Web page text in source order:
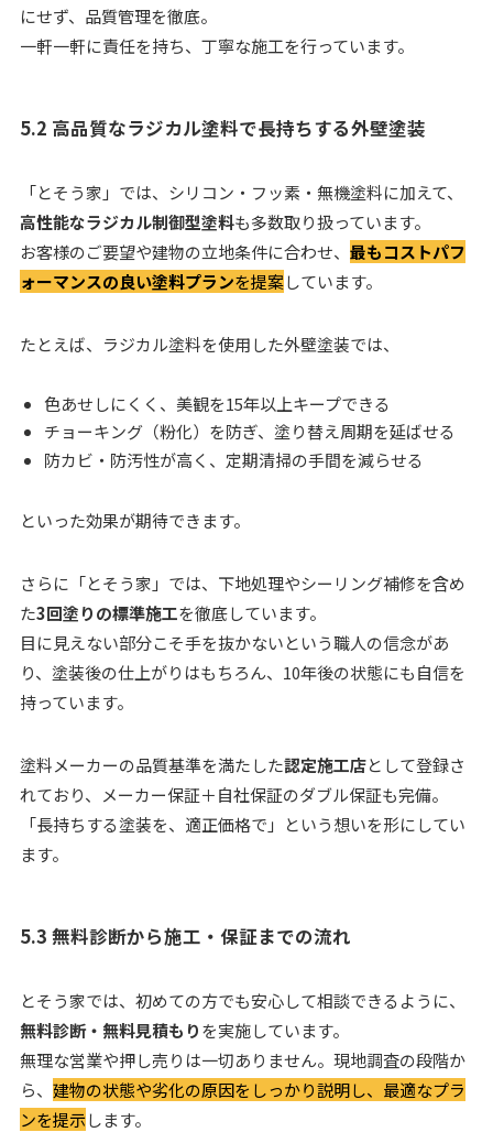
にせず、品質管理を徹底。
一軒一軒に責任を持ち、丁寧な施工を行っています。
5.2 高品質なラジカル塗料で長持ちする外壁塗装
「とそう家」では、シリコン・フッ素・無機塗料に加えて、
高性能なラジカル制御型塗料も多数取り扱っています。
お客様のご要望や建物の立地条件に合わせ、 最もコストパフ
ォーマンスの良い塗料プランを提案しています。
たとえば、ラジカル塗料を使用した外壁塗装では、
色あせしにくく、美観を15年以上キープできる
チョーキング（粉化）を防ぎ、塗り替え周期を延ばせる
防カビ・防汚性が高く、定期清掃の手間を減らせる
といった効果が期待できます。
さらに「とそう家」では、下地処理やシーリング補修を含め
た3回塗りの標準施工を徹底しています。
目に見えない部分こそ手を抜かないという職人の信念があ
り、塗装後の仕上がりはもちろん、10年後の状態にも自信を
持っています。
塗料メーカーの品質基準を満たした認定施工店として登録さ
れており、メーカー保証＋自社保証のダブル保証も完備。
「長持ちする塗装を、適正価格で」という想いを形にしてい
ます。
5.3 無料診断から施工・保証までの流れ
とそう家では、初めての方でも安心して相談できるように、
無料診断・無料見積もりを実施しています。
無理な営業や押し売りは一切ありません。現地調査の段階か
ら、 建物の状態や劣化の原因をしっかり説明し、最適なプラ
ンを提示します。